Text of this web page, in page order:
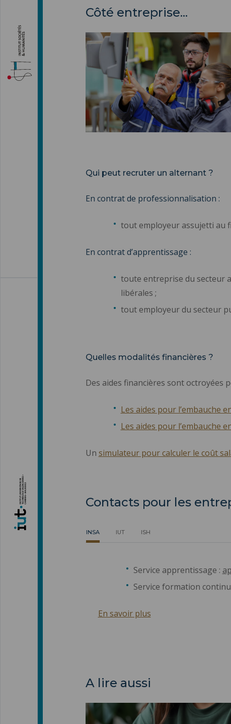
Côté entreprise...
Qui peut recruter un alternant ?
En contrat de professionnalisation :
tout employeur assujetti au
En contrat d’apprentissage :
toute entreprise du secteur
libérales ;
tout employeur du secteur
Quelles modalités financières ?
Des aides financières sont octroyées
Les aides pour l’embauche
Les aides pour l’embauche
Un simulateur pour calculer le coût
Contacts pour les
INSA IUT ISH
Service apprentissage :
Service formation
En savoir plus
A lire aussi
Procédure d'inscription, de